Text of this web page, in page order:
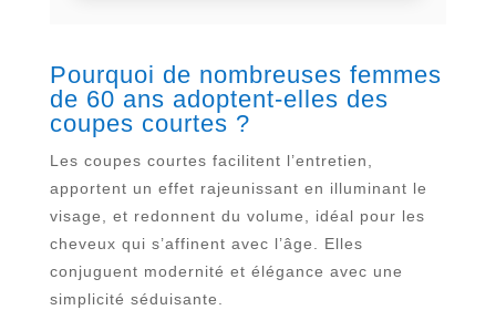
Pourquoi de nombreuses femmes
de 60 ans adoptent-elles des
coupes courtes ?
Les coupes courtes facilitent l’entretien,
apportent un effet rajeunissant en illuminant le
visage, et redonnent du volume, idéal pour les
cheveux qui s’affinent avec l’âge. Elles
conjuguent modernité et élégance avec une
simplicité séduisante.